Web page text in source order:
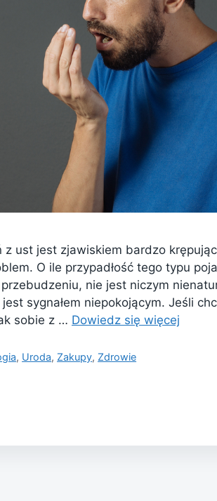
z ust jest zjawiskiem bardzo
O ile przypadłość tego typu
przebudzeniu, nie jest niczym
sygnałem niepokojącym. Jeśli
sobie z … Dowiedz się więcej
, Uroda, Zakupy, Zdrowie